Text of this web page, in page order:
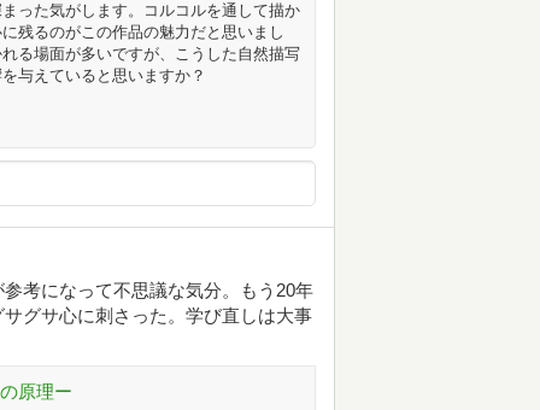
った気がします。コルコルを通して描か
残るのがこの作品の魅力だと思いまし
る場面が多いですが、こうした自然描写
与えていると思いますか？
考になって不思議な気分。もう20年
グサ心に刺さった。学び直しは大事
原理ー